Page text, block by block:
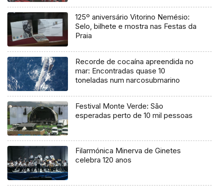
125º aniversário Vitorino Nemésio:
Selo, bilhete e mostra nas Festas da
Praia
Recorde de cocaína apreendida no
mar: Encontradas quase 10
toneladas num narcosubmarino
Festival Monte Verde: São
esperadas perto de 10 mil pessoas
Filarmónica Minerva de Ginetes
celebra 120 anos